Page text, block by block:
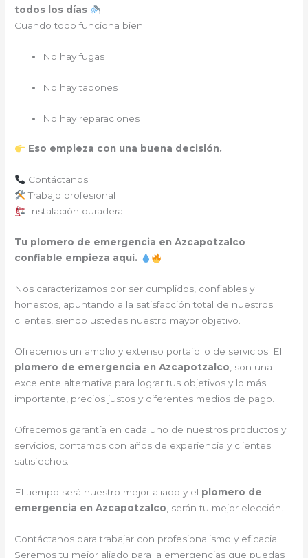
todos los días
Cuando todo funciona bien:
No hay fugas
No hay tapones
No hay reparaciones
Eso empieza con una buena decisión.
Contáctanos
Trabajo profesional
Instalación duradera
Tu plomero de emergencia en Azcapotzalco
confiable empieza aquí.
Nos caracterizamos por ser cumplidos, confiables y
honestos, apuntando a la satisfacción total de nuestros
clientes, siendo ustedes nuestro mayor objetivo.
Ofrecemos un amplio y extenso portafolio de servicios. El
plomero de emergencia en Azcapotzalco , son una
excelente alternativa para lograr tus objetivos y lo más
importante, precios justos y diferentes medios de pago.
Ofrecemos garantía en cada uno de nuestros productos y
servicios, contamos con años de experiencia y clientes
satisfechos.
El tiempo será nuestro mejor aliado y el plomero de
emergencia en Azcapotzalco , serán tu mejor elección.
Contáctanos para trabajar con profesionalismo y eficacia.
Seremos tu mejor aliado para la emergencias que puedas